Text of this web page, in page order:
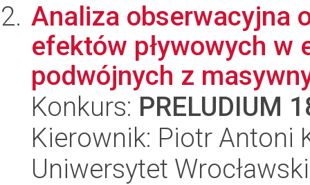
Analiza obserwacyjna
efektów pływowych w
podwójnych z
Konkurs: PRELUDIUM
Kierownik: Piotr Antoni
Uniwersytet